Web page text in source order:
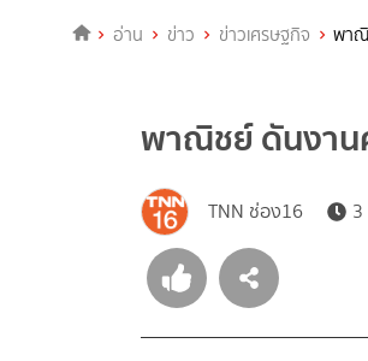
อ่าน ข่าว ข่าวเศรษฐกิจ พาณิ
พาณิชย์ ดันงาน
TNN ช่อง16